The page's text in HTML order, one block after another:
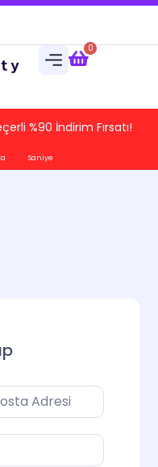
0
%90 İndirim Fırsatı!
Saniye